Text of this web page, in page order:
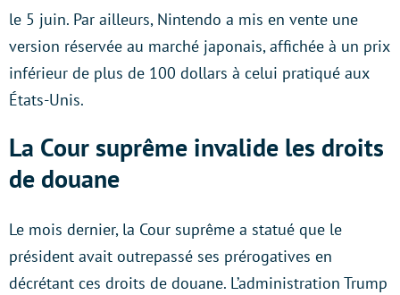
le 5 juin. Par ailleurs, Nintendo a mis en vente une
version réservée au marché japonais, affichée à un prix
inférieur de plus de 100 dollars à celui pratiqué aux
États-Unis.
La Cour suprême invalide les droits
de douane
Le mois dernier, la Cour suprême a statué que le
président avait outrepassé ses prérogatives en
décrétant ces droits de douane. L’administration Trump